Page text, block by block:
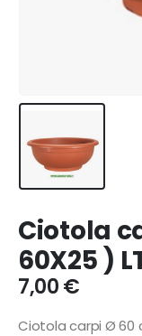
Ciotola
60X25 )
7,00€
Ciotola carpi Ø 60